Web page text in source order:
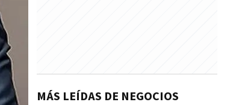
MÁS LEÍDAS DE NEGOCIOS